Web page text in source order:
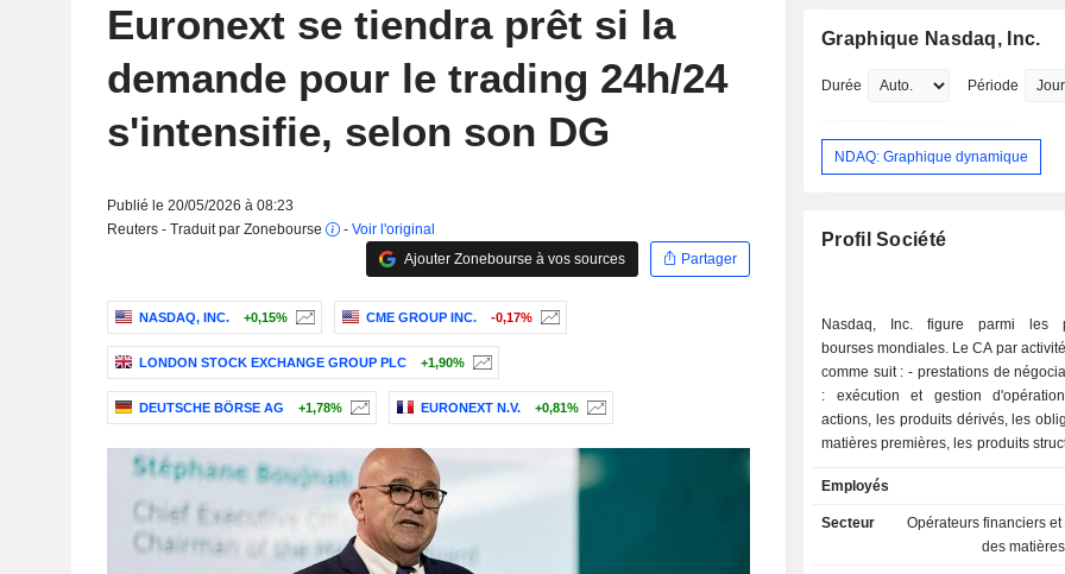
Euronext se tiendra prêt si la
demande pour le trading 24h/24
s'intensifie, selon son DG
Publié le 20/05/2026 à 08:23
Reuters - Traduit par Zonebourse
- Voir l'original
Ajouter Zonebourse à vos sources
Partager
NASDAQ, INC. +0,15% CME GROUP INC. -0,17%
LONDON STOCK EXCHANGE GROUP PLC +1,90%
DEUTSCHE BÖRSE AG +1,78% EURONEXT N.V. +0,81%
Graphique Nasdaq, Inc.
Durée Période
NDAQ: Graphique dynamique
Profil Société
Nasdaq, Inc. figure parmi les
bourses mondiales. Le CA par
comme suit : - prestations de négociation (51%)
: exécution et gestion
actions, les produits dérivés, les
matières premières, les produits
de marché (25,9%) ; - vente de logiciels de
marché (22,4%). En outre, le
des solutions de courtage, de
Employés
Secteur
Opérateurs financiers et
des